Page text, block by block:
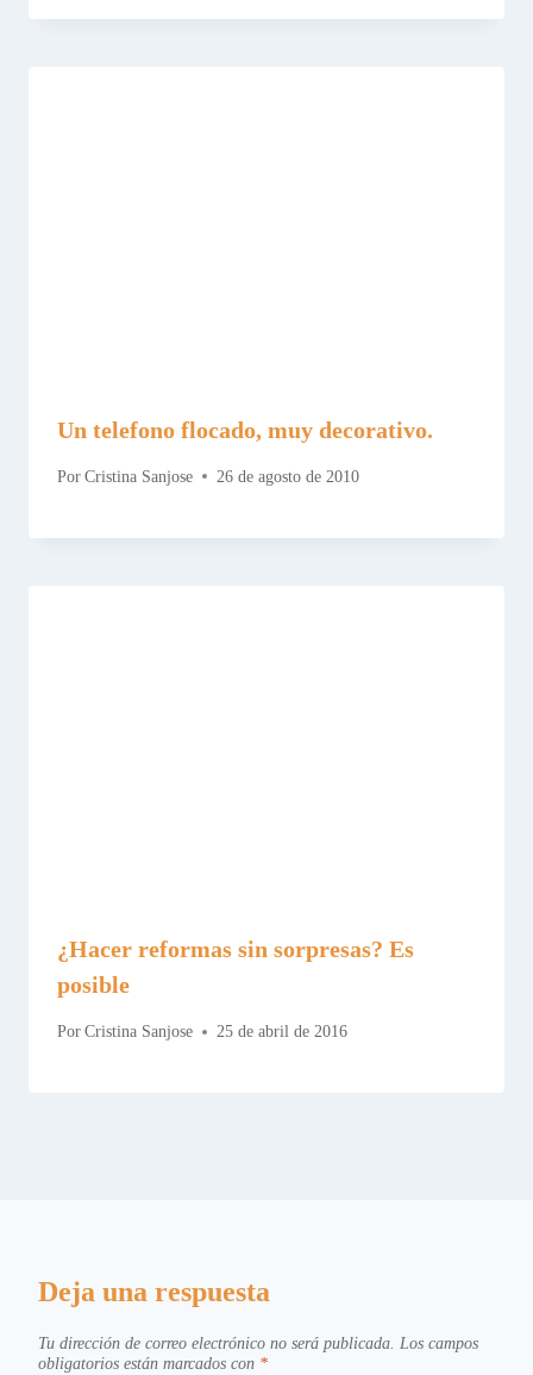
Un telefono flocado, muy decorativo.
Por Cristina Sanjose 26 de agosto de 2010
¿Hacer reformas sin sorpresas? Es
posible
Por Cristina Sanjose 25 de abril de 2016
Deja una respuesta
Tu dirección de correo electrónico no será publicada. Los campos
obligatorios están marcados con *